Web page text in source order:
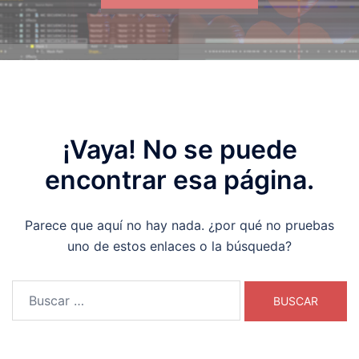
¡Vaya! No se puede
encontrar esa página.
Parece que aquí no hay nada. ¿por qué no pruebas
uno de estos enlaces o la búsqueda?